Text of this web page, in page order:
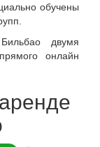
обучены
двумя
онлайн